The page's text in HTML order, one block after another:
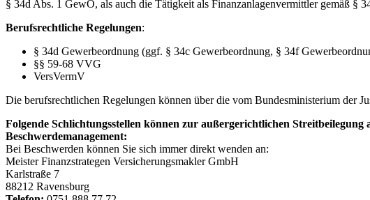
§ 34d Abs. 1 GewO, als auch die Tätigkeit als Finanzanlagenvermittler gemäß §
Berufsrechtliche Regelungen:
§ 34d Gewerbeordnung (ggf. § 34c Gewerbeordnung, § 34f
§§ 59-68 VVG
VersVermV
Die berufsrechtlichen Regelungen können über die vom Bundesministerium der
Folgende Schlichtungsstellen können zur außergerichtlichen Streitbeilegung
Beschwerdemanagement:
Bei Beschwerden können Sie sich immer direkt wenden an:
Meister Finanzstrategen Versicherungsmakler GmbH
Karlstraße 7
88212 Ravensburg